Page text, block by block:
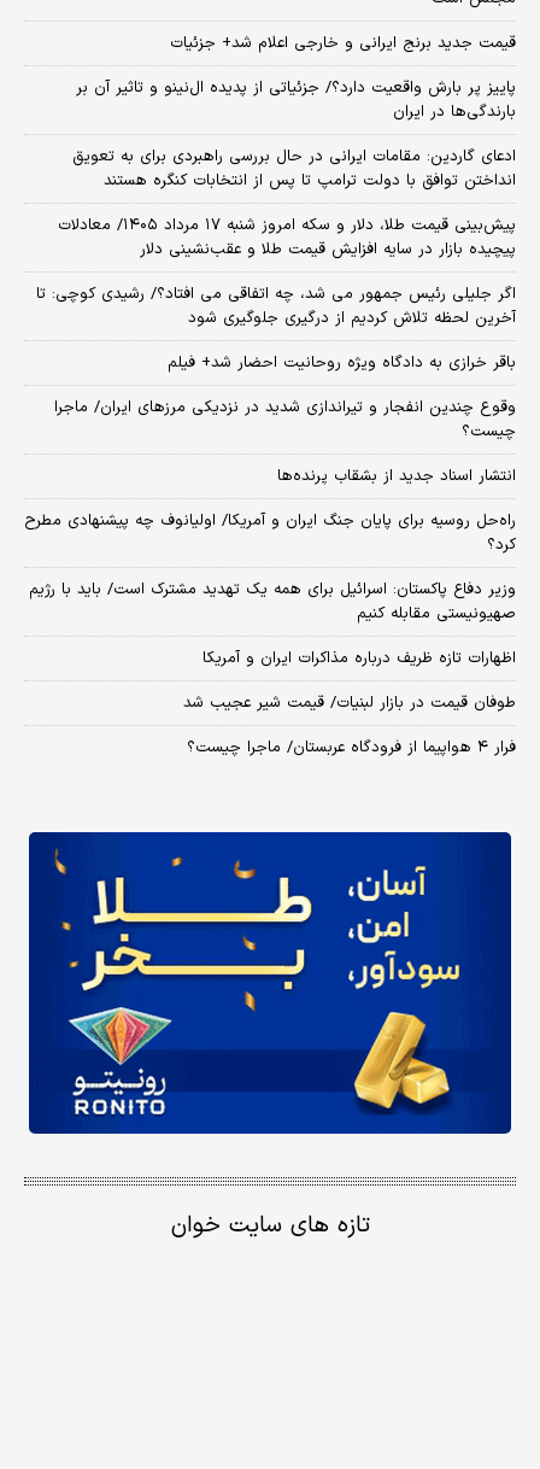
قیمت جدید برنج ایرانی و خارجی اعلام شد+ جزئیات
پاییز پر بارش واقعیت دارد؟/ جزئیاتی از پدیده ال‌نینو و تاثیر آن بر
بارندگی‌ها در ایران
ادعای گاردین: مقامات ایرانی در حال بررسی راهبردی برای به تعویق
انداختن توافق با دولت ترامپ تا پس از انتخابات کنگره هستند
پیش‌بینی قیمت طلا، دلار و سکه امروز شنبه ۱۷ مرداد ۱۴۰۵/ معادلات
پیچیده بازار در سایه افزایش قیمت طلا و عقب‌نشینی دلار
اگر جلیلی رئیس جمهور می شد، چه اتفاقی می افتاد؟/ رشیدی کوچی: تا
آخرین لحظه تلاش کردیم از درگیری جلوگیری شود
باقر خرازی به دادگاه ویژه روحانیت احضار شد+ فیلم
وقوع چندین انفجار و تیراندازی شدید در نزدیکی مرز‌های ایران/ ماجرا
چیست؟
انتشار اسناد جدید از بشقاب پرنده‌ها
راه‌حل روسیه برای پایان جنگ ایران و آمریکا/ اولیانوف چه پیشنهادی مطرح
کرد؟
وزیر دفاع پاکستان: اسرائیل برای همه یک تهدید مشترک است/ باید با رژیم
صهیونیستی مقابله کنیم
اظهارات تازه ظریف درباره مذاکرات ایران و آمریکا
طوفان قیمت در بازار لبنیات/ قیمت شیر عجیب شد
فرار ۴ هواپیما از فرودگاه عربستان/ ماجرا چیست؟
تازه های سایت خوان